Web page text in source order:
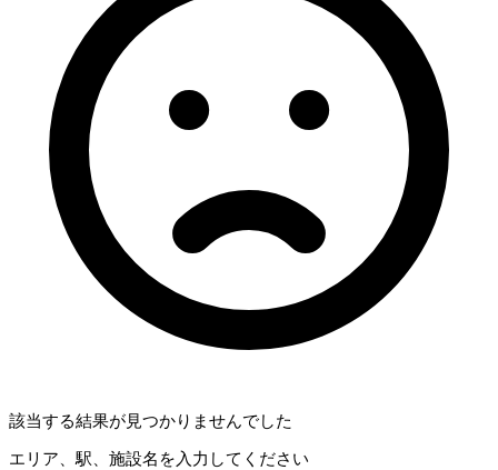
該当する結果が見つかりませんでした
エリア、駅、施設名を入力してください